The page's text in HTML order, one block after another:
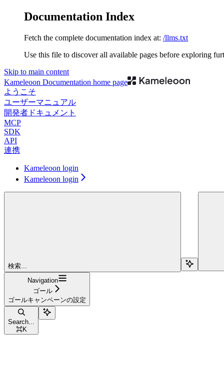
Documentation Index
Fetch the complete documentation index at: /llms.txt
Use this file to discover all available pages before exploring
Skip to main content
Kameleoon Documentation home page
ようこそ
ユーザーマニュアル
開発者ドキュメント
MCP
SDK
API
連携
Kameleoon login
Kameleoon login
検索...
Navigation
ゴール
ゴールキャンペーンの設定
Search...
⌘K